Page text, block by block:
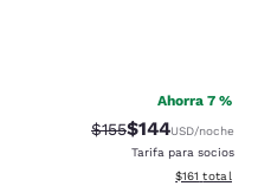
estrellas. Bueno. 21 reseñas
Ahorra 7 %
Precio tachado:
$155Precio con
$144USD/noche
Tarifa para socios
Ver detalles
$161 total